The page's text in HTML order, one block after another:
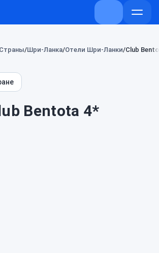
+7 (800) 707-
Страны Шри-Ланка Отели Шри-Ланки Club
Bentota 4*